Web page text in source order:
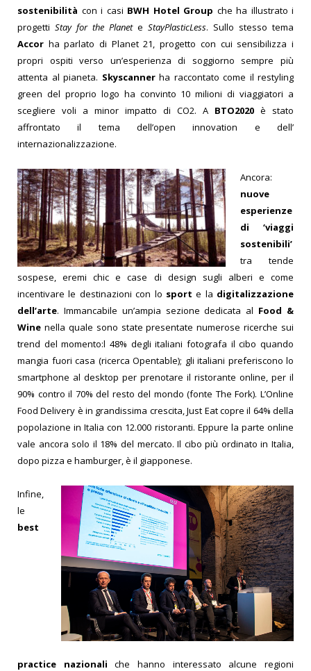
sostenibilità con i casi BWH Hotel Group che ha illustrato i
progetti Stay for the Planete StayPlasticLess. Sullo stesso tema
Accor ha parlato di Planet 21, progetto con cui sensibilizza i
propri ospiti verso un’esperienza di soggiorno sempre più
attenta al pianeta. Skyscannerha raccontato come il restyling
green del proprio logo ha convinto 10 milioni di viaggiatori a
scegliere voli a minor impatto di CO2. A BTO2020 è stato
affrontato il tema dell’open innovation e dell’
internazionalizzazione.
Ancora:
nuove
esperienze
di ‘viaggi
sostenibili’
tra tende
sospese, eremi chic e case di design sugli alberi e come
incentivare le destinazioni con lo sport e la digitalizzazione
dell’arte. Immancabile un’ampia sezione dedicata al Food &
Wine nella quale sono state presentate numerose ricerche sui
trend del momento:l 48% degli italiani fotografa il cibo quando
mangia fuori casa (ricerca Opentable); gli italiani preferiscono lo
smartphone al desktop per prenotare il ristorante online, per il
90% contro il 70% del resto del mondo (fonte The Fork). L’Online
Food Delivery è in grandissima crescita, Just Eat copre il 64% della
popolazione in Italia con 12.000 ristoranti. Eppure la parte online
vale ancora solo il 18% del mercato. Il cibo più ordinato in Italia,
dopo pizza e hamburger, è il giapponese.
Infine,
le
best
practice nazionali che hanno interessato alcune regioni